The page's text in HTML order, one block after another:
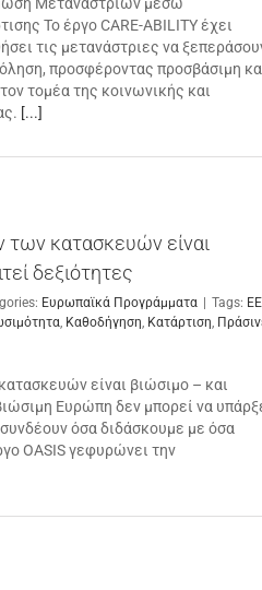
Το έργο CARE-ABILITY έχει
τις μετανάστριες να
προσφέροντας προσβάσιμη
τομέα της κοινωνικής και
[...]
των κατασκευών είναι
δεξιότητες
Ευρωπαϊκά Προγράμματα Tags:
, Καθοδήγηση, Κατάρτιση,
είναι βιώσιμο – και
Ευρώπη δεν μπορεί να
όσα διδάσκουμε με όσα
OASIS γεφυρώνει την